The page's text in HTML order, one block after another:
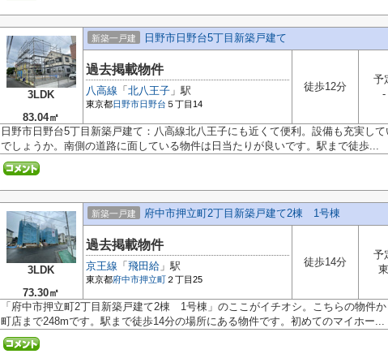
3LDK
83.04㎡
新築一戸建 日野市日野台5丁目新築戸建て
過去掲載物件
八高線 「 北八王子 」駅
東京都日野市日野台 ５丁目14
徒歩12分
予
-
日野市日野台5丁目新築戸建て：八高線北八王子にも近くて便利。設備も充実し
でしょうか。南側の道路に面している物件は日当たりが良いです。駅まで徒歩...
3LDK
73.30㎡
新築一戸建 府中市押立町2丁目新築戸建て2棟 1号棟
過去掲載物件
京王線 「 飛田給 」駅
東京都府中市押立町 ２丁目25
徒歩14分
予
東
「府中市押立町2丁目新築戸建て2棟 1号棟」のここがイチオシ。こちらの物件
町店まで248mです。駅まで徒歩14分の場所にある物件です。初めてのマイホー...